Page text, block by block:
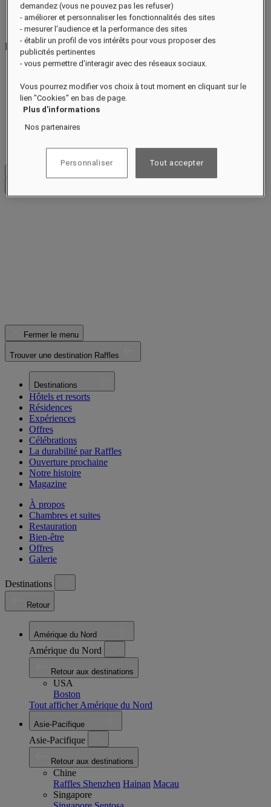
Find Your Local Number
raffles.jeddah@raffles.com
RESERVATION
raffles.jeddah@raffles.com
Al Kurnaish Road
Ash Shati District 2535
Jeddah 23415
Kingdom of Saudi Arabia
Fermer le menu
Trouver une destination Raffles
Destinations
Hôtels et resorts
Résidences
Expériences
Offres
Célébrations
La durabilité par Raffles
Ouverture prochaine
Notre histoire
Magazine
À propos
Chambres et suites
Restauration
Bien-être
Offres
Galerie
Destinations
Retour
Amérique du Nord
Amérique du Nord
Retour aux destinations
USA
Boston
Tout afficher Amérique du Nord
Asie-Pacifique
Asie-Pacifique
Retour aux destinations
Chine
Raffles Shenzhen Hainan Macau
Singapore
demandez (vous ne pouvez pas les refuser)
- améliorer et personnaliser les fonctionnalités des sites
- mesurer l'audience et la performance des sites
- établir un profil de vos intérêts pour vous proposer des
publicités pertinentes
- vous permettre d'interagir avec des réseaux sociaux.
Vous pourrez modifier vos choix à tout moment en cliquant sur le
lien "Cookies" en bas de page.
Plus d'informations
Nos partenaires
Personnaliser Tout accepter